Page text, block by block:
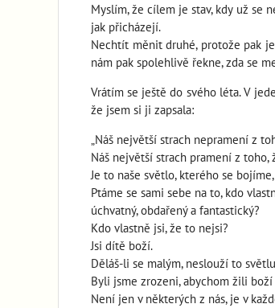
Myslím, že cílem je stav, kdy už se
jak přicházejí.
Nechtít měnit druhé, protože pak
nám pak spolehlivě řekne, zda se
Vrátím se ještě do svého léta. V
že jsem si ji zapsala:
„Náš největší strach nepramení z
Náš největší strach pramení z
Je to naše světlo, kterého se
Ptáme se sami sebe na to, kdo
úchvatný, obdařený a fantastický?
Kdo vlastně jsi, že to nejsi?
Jsi dítě boží.
Děláš-li se malým, neslouží to
Byli jsme zrozeni, abychom žili
Není jen v některých z nás, je v